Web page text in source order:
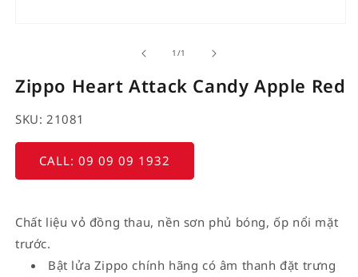
in
modal
1 /of1
Zippo Heart Attack Candy Apple Red
SKU: 21081
CALL: 09 09 09 1932
Chất liệu vỏ đồng thau, nền sơn phủ bóng, ốp nổi mặt
trước.
Bật lửa Zippo chính hãng có âm thanh đặt trưng